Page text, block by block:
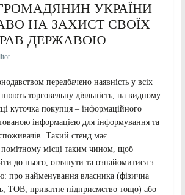
УКРАЇНИ
НА ЗАХИСТ СВОЇХ
ДЕРЖАВОЮ
передбачено наявність у всіх
торговельну діяльність, на видному
куточка покупця – інформаційного
інформацією для інформування та
споживачів. Такий стенд має
помітному місці таким чином, щоб
до нього, оглянути та ознайомитися з
про найменування власника (фізична
ТОВ, приватне підприємство тощо) або